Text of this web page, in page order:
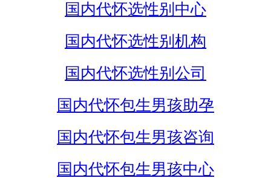
国内代怀选性别中心
国内代怀选性别机构
国内代怀选性别公司
国内代怀包生男孩助孕
国内代怀包生男孩咨询
国内代怀包生男孩中心